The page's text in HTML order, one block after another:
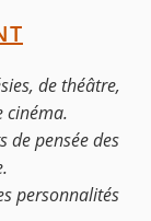
de théâtre,
cinéma.
de pensée des
personnalités